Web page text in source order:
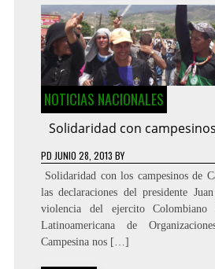
NOTICIAS NACIONALES
Solidaridad con
PD JUNIO 28, 2013 BY
Solidaridad con los campesinos de
las declaraciones del presidente
violencia del ejercito Colombiano
Latinoamericana de
Campesina nos […]